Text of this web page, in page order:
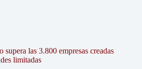
las 3.800 empresas creadas
limitadas